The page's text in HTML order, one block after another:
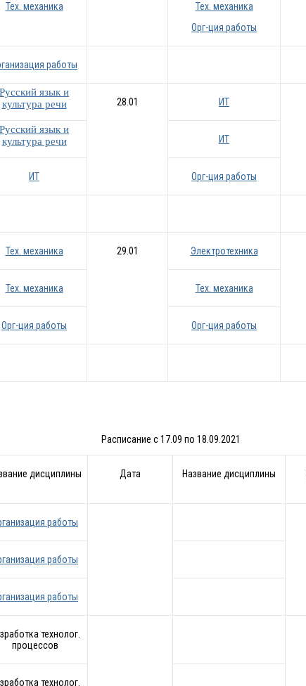
Тех. механика
Тех. механика
Орг-ция работы
работы
Русский язык и
культура речи
28.01 ИТ
Русский язык и
культура речи
ИТ
ИТ Орг-ция работы
Тех. механика 29.01 Электротехника
Тех. механика Тех. механика
Орг-ция работы Орг-ция работы
Расписание с 17.09 по 18.09.2021
дисциплины Дата Название дисциплины
работы
работы
работы
технолог.
процессов
технолог.